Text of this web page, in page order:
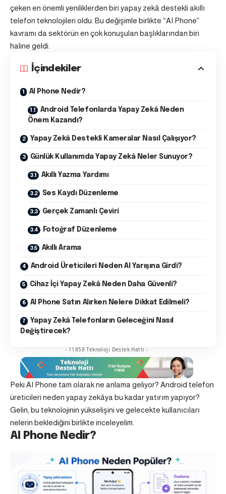
çeken en önemli yeniliklerden biri yapay zekâ destekli akıllı
telefon teknolojileri oldu. Bu değişimle birlikte “AI Phone”
kavramı da sektörün en çok konuşulan başlıklarından biri
haline geldi.
İçindekiler
AI Phone Nedir?
Android Telefonlarda Yapay Zekâ Neden
Önem Kazandı?
Yapay Zekâ Destekli Kameralar Nasıl Çalışıyor?
Günlük Kullanımda Yapay Zekâ Neler Sunuyor?
Akıllı Yazma Yardımı
Ses Kaydı Düzenleme
Gerçek Zamanlı Çeviri
Fotoğraf Düzenleme
Akıllı Arama
Android Üreticileri Neden AI Yarışına Girdi?
Cihaz İçi Yapay Zekâ Neden Daha Güvenli?
AI Phone Satın Alırken Nelere Dikkat Edilmeli?
Yapay Zekâ Telefonların Geleceğini Nasıl
Değiştirecek?
- 11858 Teknoloji Destek Hattı -
Peki AI Phone tam olarak ne anlama geliyor? Android telefon
üreticileri neden yapay zekâya bu kadar yatırım yapıyor?
Gelin, bu teknolojinin yükselişini ve gelecekte kullanıcıları
nelerin beklediğini birlikte inceleyelim.
AI Phone Nedir?